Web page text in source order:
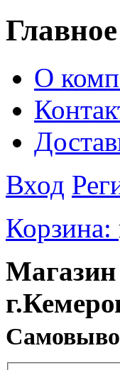
О
Вход
Корзина: